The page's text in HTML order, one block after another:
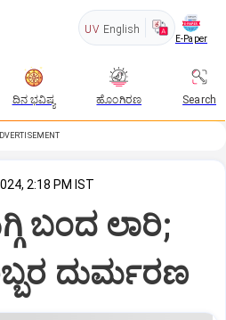
UV English
E-Paper
ದಿನ ಭವಿಷ್ಯ ಹೊಂಗಿರಣ Search
2:18 PM IST
ಬಂದ ಲಾರಿ;
ದುರ್ಮರಣ